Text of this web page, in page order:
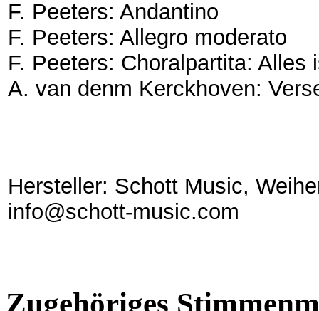
F. Peeters: Andantino
F. Peeters: Allegro moderato
F. Peeters: Choralpartita: Alles
A. van denm Kerckhoven:
Hersteller: Schott Music,
info@schott-music.com
Zugehöriges